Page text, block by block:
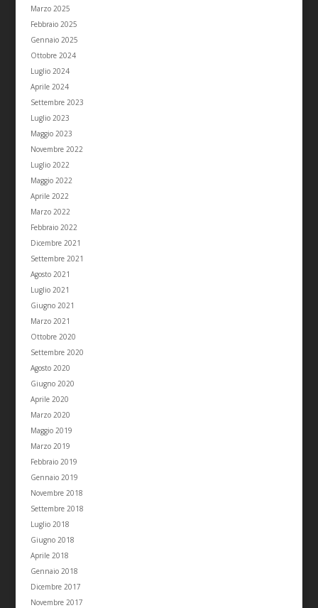
Marzo 2025
Febbraio 2025
Gennaio 2025
Ottobre 2024
Luglio 2024
Aprile 2024
Settembre 2023
Luglio 2023
Maggio 2023
Novembre 2022
Luglio 2022
Maggio 2022
Aprile 2022
Marzo 2022
Febbraio 2022
Dicembre 2021
Settembre 2021
Agosto 2021
Luglio 2021
Giugno 2021
Marzo 2021
Ottobre 2020
Settembre 2020
Agosto 2020
Giugno 2020
Aprile 2020
Marzo 2020
Maggio 2019
Marzo 2019
Febbraio 2019
Gennaio 2019
Novembre 2018
Settembre 2018
Luglio 2018
Giugno 2018
Aprile 2018
Gennaio 2018
Dicembre 2017
Novembre 2017